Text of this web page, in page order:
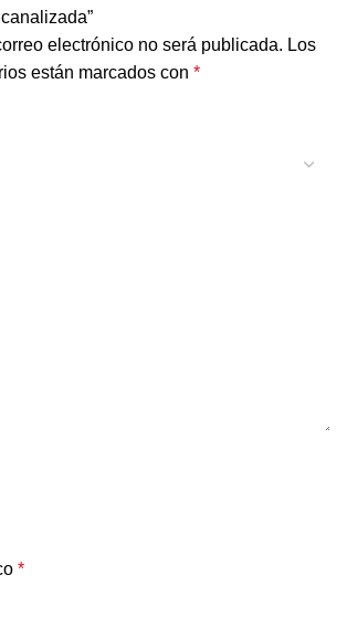
electrónico no será publicada. Los
están marcados con *
*